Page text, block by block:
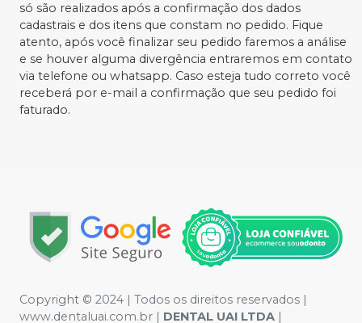
só são realizados após a confirmação dos dados
cadastrais e dos itens que constam no pedido. Fique
atento, após você finalizar seu pedido faremos a análise
e se houver alguma divergência entraremos em contato
via telefone ou whatsapp. Caso esteja tudo correto você
receberá por e-mail a confirmação que seu pedido foi
faturado.
Copyright © 2024 | Todos os direitos reservados |
www.dentaluai.com.br | DENTAL UAI LTDA |